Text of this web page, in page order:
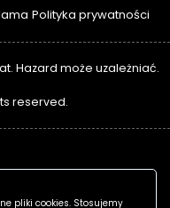
Polityka prywatności
Hazard może uzależniać.
reserved.
pliki cookies. Stosujemy